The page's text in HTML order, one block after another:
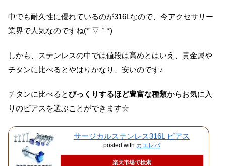
中でも耐久性に優れているのが316Lなので、今アクセサリー
業界で人気なのですね(*´▽｀*)
しかも、ステンレスの中では値段は高めとはいえ、貴金属や
チタンに比べるとやはりかなり、安いのです♪
チタンに比べるとびっくりするほど豊富な種類からお気に入
りのピアスを選ぶことができます☆
サージカルステンレス316L ピアス
posted with カエレバ
楽天市場で検索